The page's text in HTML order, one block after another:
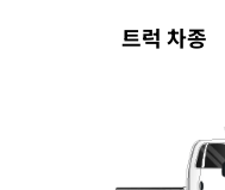
트럭 차종